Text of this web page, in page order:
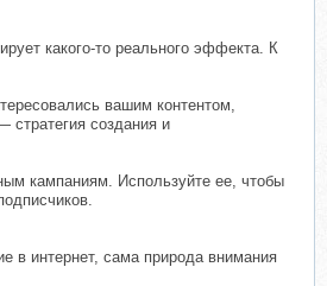
какого-то реального эффекта. К
вашим контентом,
стратегия создания и
кампаниям. Используйте ее, чтобы
в интернет, сама природа внимания